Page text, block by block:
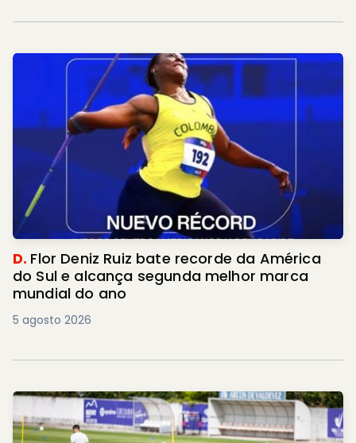
D. Flor Deniz Ruiz bate recorde da América
do Sul e alcança segunda melhor marca
mundial do ano
5 agosto 2026